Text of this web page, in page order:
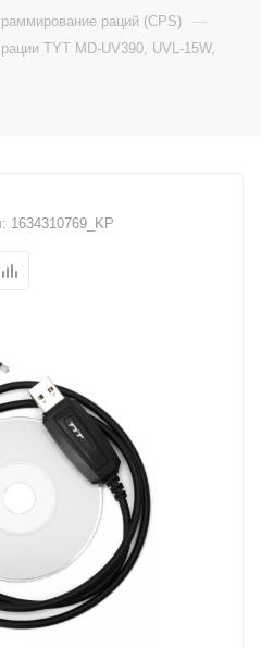
раций (CPS) —
TYT MD-UV390, UVL-15W,
1634310769_KP